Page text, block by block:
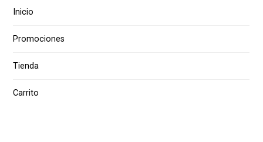
Inicio
Promociones
Tienda
Carrito